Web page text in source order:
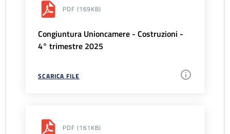
PDF (169KB)
Congiuntura Unioncamere - Costruzioni -
4° trimestre 2025
SCARICA FILE
PDF (161KB)